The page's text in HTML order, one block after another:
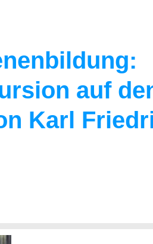
auf
Karl